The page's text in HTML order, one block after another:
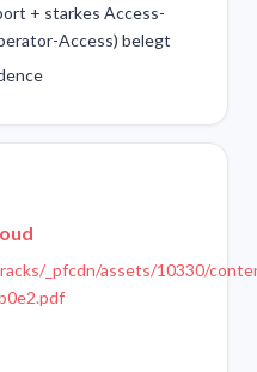
+ starkes Access-
Access) belegt
_pfcdn/assets/10330/